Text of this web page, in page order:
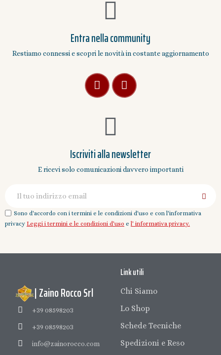
Entra nella community
Restiamo connessi e scopri le novità in costante aggiornamento
Iscriviti alla newsletter
E ricevi solo comunicazioni davvero importanti
Sono d'accordo con i termini e le condizioni d'uso e con l'informativa
privacy Leggi i termini e le condizioni d'uso e l' informativa privacy.
| Zaino Rocco Srl
+39 08598203
+39 08598203
info@zainorocco.com
Link utili
Chi Siamo
Lo Shop
Schede Tecniche
Spedizioni e Reso